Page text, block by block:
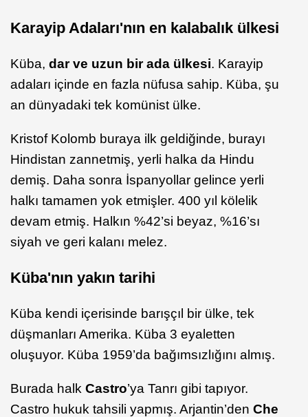
Karayip Adaları'nın en kalabalık ülkesi
Küba, dar ve uzun bir ada ülkesi. Karayip
adaları içinde en fazla nüfusa sahip. Küba, şu
an dünyadaki tek komünist ülke.
Kristof Kolomb buraya ilk geldiğinde, burayı
Hindistan zannetmiş, yerli halka da Hindu
demiş. Daha sonra İspanyollar gelince yerli
halkı tamamen yok etmişler. 400 yıl kölelik
devam etmiş. Halkın %42’si beyaz, %16’sı
siyah ve geri kalanı melez.
Küba'nın yakın tarihi
Küba kendi içerisinde barışçıl bir ülke, tek
düşmanları Amerika. Küba 3 eyaletten
oluşuyor. Küba 1959’da bağımsızlığını almış.
Burada halk Castro’ya Tanrı gibi tapıyor.
Castro hukuk tahsili yapmış. Arjantin’den Che